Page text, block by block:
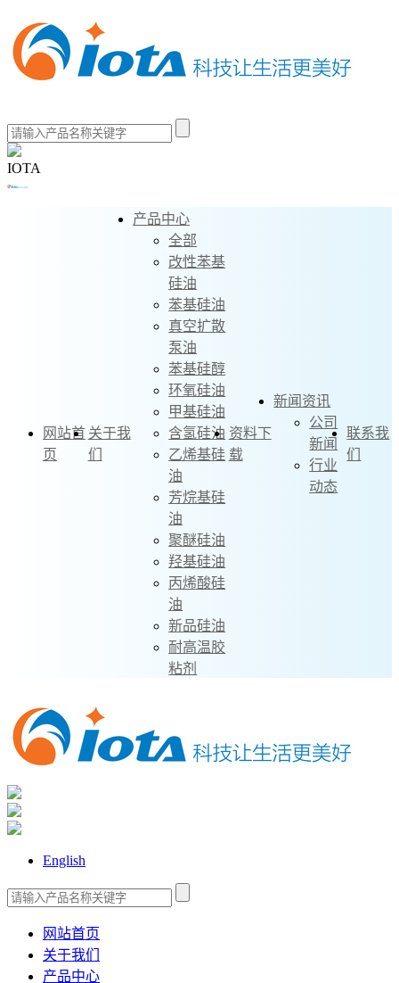
IOTA
网站首
页
关于我
们
产品中心
全部
改性苯基
硅油
苯基硅油
真空扩散
泵油
苯基硅醇
环氧硅油
甲基硅油
含氢硅油
乙烯基硅
油
芳烷基硅
油
聚醚硅油
羟基硅油
丙烯酸硅
油
新品硅油
耐高温胶
粘剂
资料下
载
新闻资讯
公司
新闻
行业
动态
联系我
们
English
网站首页
关于我们
产品中心